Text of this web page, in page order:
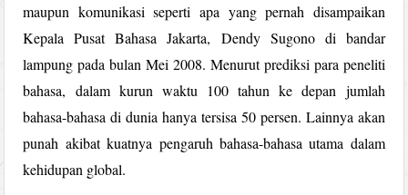
maupun komunikasi seperti apa yang pernah disampaikan
Kepala Pusat Bahasa Jakarta, Dendy Sugono di bandar
lampung pada bulan Mei 2008. Menurut prediksi para peneliti
bahasa, dalam kurun waktu 100 tahun ke depan jumlah
bahasa-bahasa di dunia hanya tersisa 50 persen. Lainnya akan
punah akibat kuatnya pengaruh bahasa-bahasa utama dalam
kehidupan global.